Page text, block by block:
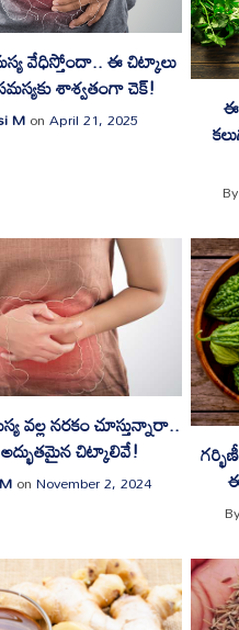
వేధిస్తోందా.. ఈ చిట్కాలు
శాశ్వతంగా చెక్!
MonApril 21, 2025
వల్ల నరకం చూస్తున్నారా..
అద్భుతమైన చిట్కాలివే!
onNovember 2, 2024
By